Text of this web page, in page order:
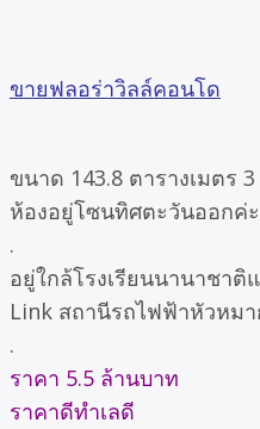
ขายฟลอร่าวิลล์คอนโด
ขนาด 143.8 ตารางเมตร
ห้องอยู่โซนทิศตะวันออกค่ะ
.
อยู่ใกล้โรงเรียนนานาชา
Link สถานีรถไฟฟ้าหัวหม
.
ราคา 5.5 ล้านบาท
ราคาดีทำเลดี